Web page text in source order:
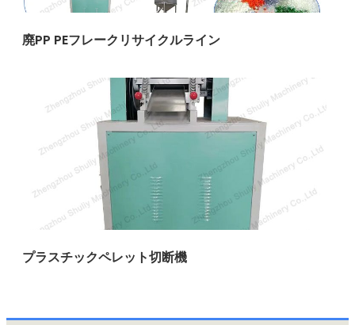
廃PP PEフレークリサイクルライン
プラスチックペレット切断機